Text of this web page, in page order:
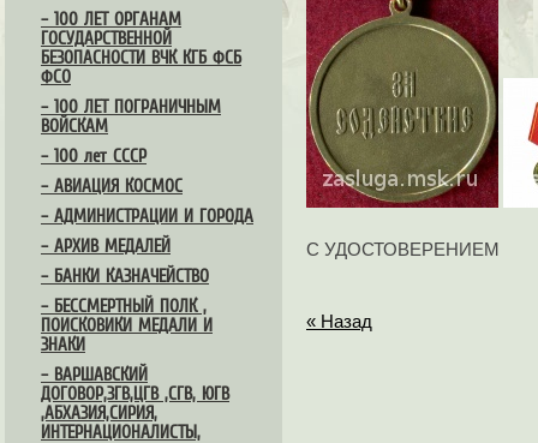
– 100 ЛЕТ ОРГАНАМ
ГОСУДАРСТВЕННОЙ
БЕЗОПАСНОСТИ ВЧК КГБ ФСБ
ФСО
– 100 ЛЕТ ПОГРАНИЧНЫМ
ВОЙСКАМ
– 100 лет СССР
– АВИАЦИЯ КОСМОС
– АДМИНИСТРАЦИИ И ГОРОДА
– АРХИВ МЕДАЛЕЙ
– БАНКИ КАЗНАЧЕЙСТВО
– БЕССМЕРТНЫЙ ПОЛК ,
ПОИСКОВИКИ МЕДАЛИ И
ЗНАКИ
– ВАРШАВСКИЙ
ДОГОВОР,ЗГВ,ЦГВ ,СГВ, ЮГВ
,АБХАЗИЯ,СИРИЯ,
ИНТЕРНАЦИОНАЛИСТЫ,
С УДОСТОВЕРЕНИЕМ
« Назад